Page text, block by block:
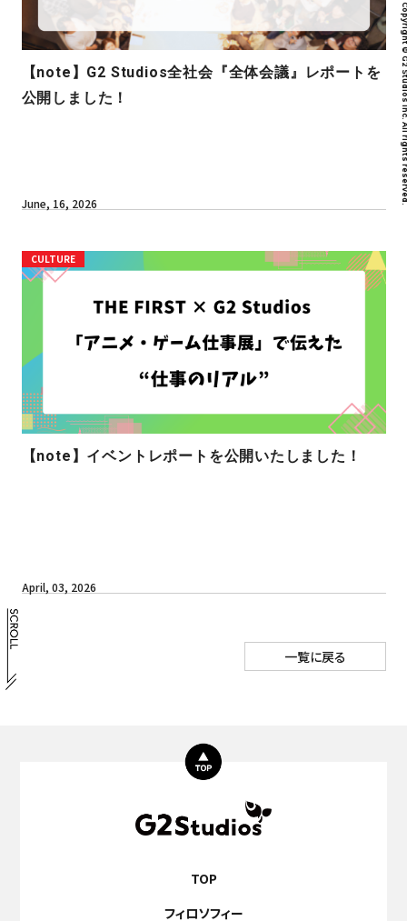
Copyright © G2
【note】G2 Studios全社会『全体会議』レポートを
公開しました！
June, 16, 2026
CULTURE
【note】イベントレポートを公開いたしました！
April, 03, 2026
一覧に戻る
TOP
フィロソフィー